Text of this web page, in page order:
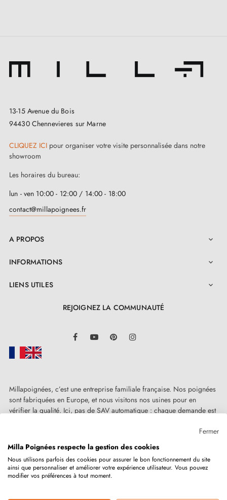
13-15 Avenue du Bois
94430 Chennevieres sur Marne
CLIQUEZ ICI pour organiser votre visite personnalisée dans notre
showroom
Les horaires du bureau:
lun - ven 10:00 - 12:00 / 14:00 - 18:00
contact@millapoignees.fr
A PROPOS 
INFORMATIONS 
LIENS UTILES 
REJOIGNEZ LA COMMUNAUTÉ
FacebookYouTube Pinterest
Millapoignées, c’est une entreprise familiale française. Nos poignées
sont fabriquées en Europe, et nous visitons nos usines pour en
vérifier la qualité. Ici, pas de SAV automatique : chaque demande est
Copyright © 2026MILLA POIGNEESTous droits réservés.
Fermer
Milla Poignées respecte la gestion des cookies
Nous utilisons parfois des cookies pour assurer le bon fonctionnement du site
ainsi que personnaliser et améliorer votre expérience utilisateur. Vous pouvez
modifier vos préférences à tout moment.